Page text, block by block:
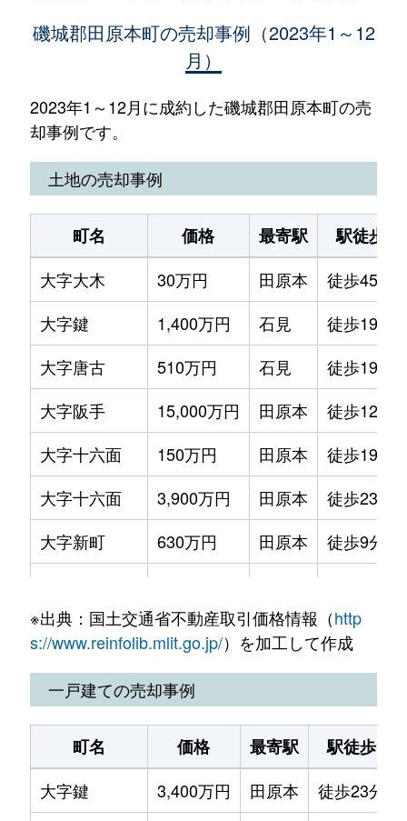
磯城郡田原本町の売却事例（2023年1～12
月）
2023年1～12月に成約した磯城郡田原本町の売
却事例です。
土地の売却事例
町名 価格 最寄駅
駅徒歩
大字大木
30万円 田原本
徒歩45分
大字鍵
1,400万円 石見
徒歩19分
大字唐古
510万円 石見
徒歩19分
大字阪手
15,000万円 田原本
徒歩12分
大字十六面
150万円 田原本
徒歩19分
大字十六面
3,900万円 田原本
徒歩23分
大字新町
630万円 田原本
徒歩9分
大字新町
400万円 田原本
徒歩11分
大字新木
710万円 田原本
徒歩15分
大字秦庄
1,900万円 田原本
徒歩11分
大字保津
65万円 田原本
徒歩15分
※出典：国土交通省不動産取引価格情報（http
s://www.reinfolib.mlit.go.jp/）を加工して作成
一戸建ての売却事例
町名 価格 最寄駅 駅徒歩
大字鍵
3,400万円 田原本 徒歩23分